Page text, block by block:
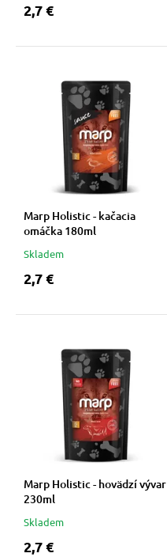
2,7 €
Marp Holistic - kačacia
omáčka 180ml
Skladem
2,7 €
Marp Holistic - hovädzí vývar
230ml
Skladem
2,7 €